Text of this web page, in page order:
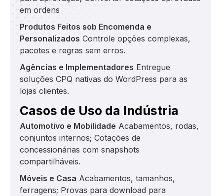
em ordens
Produtos Feitos sob Encomenda e
Personalizados Controle opções complexas,
pacotes e regras sem erros.
Agências e Implementadores Entregue
soluções CPQ nativas do WordPress para as
lojas clientes.
Casos de Uso da Indústria
Automotivo e Mobilidade Acabamentos, rodas,
conjuntos internos; Cotações de
concessionárias com snapshots
compartilháveis.
Móveis e Casa Acabamentos, tamanhos,
ferragens; Provas para download para